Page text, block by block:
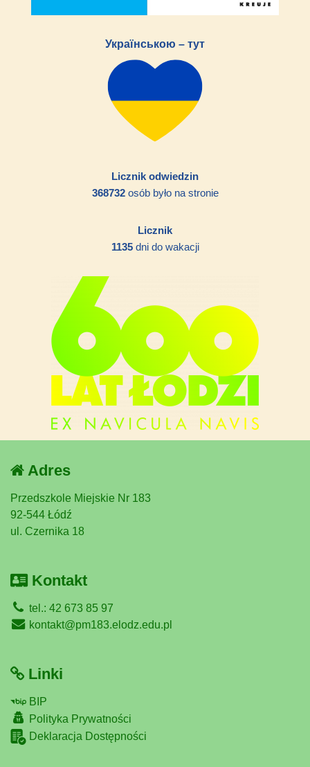
Українською – тут
Licznik odwiedzin
368732osób było na stronie
Licznik
1135dni do wakacji
Adres
Przedszkole Miejskie Nr 183
92-544 Łódź
ul. Czernika 18
Kontakt
tel.: 42 673 85 97
kontakt@pm183.elodz.edu.pl
Linki
BIP
Polityka Prywatności
Deklaracja Dostępności